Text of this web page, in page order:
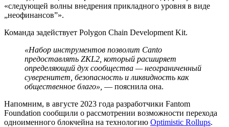
«следующей волны внедрения прикладного уровня в виде
„неофинансов”».
Команда задействует Polygon Chain Development Kit.
«Набор инструментов позволит Canto
предоставлять ZKL2, который расширяет
определяющий дух сообщества — неограниченный
суверенитет, безопасность и ликвидность как
общественное благо», — пояснила она.
Напомним, в августе 2023 года разработчики Fantom
Foundation сообщили о рассмотрении возможности перехода
одноименного блокчейна на технологию Optimistic Rollups.